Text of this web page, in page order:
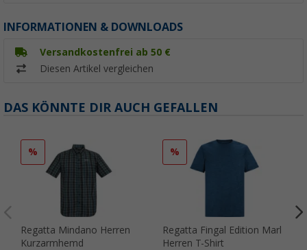
INFORMATIONEN & DOWNLOADS
Versandkostenfrei ab 50 €
Diesen Artikel vergleichen
DAS KÖNNTE DIR AUCH GEFALLEN
%
Regatta Mindano Herren
Kurzarmhemd
%
Regatta Fingal Edition Marl
Herren T-Shirt